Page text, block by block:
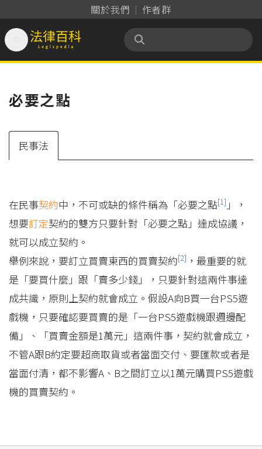
關於我們 作者群
法律百科 Legispedia
必要之點
民事法
在民事契約中，不可或缺的條件稱為「必要之點[1] 」，
想要訂定契約的雙方只要針對「必要之點」達成協議，
就可以成立契約。
舉例來說，要訂立買賣東西的買賣契約[2] ，最重要的就
是「要買什麼」跟「賣多少錢」，只要針對這兩件事達
成共識，原則上契約就會成立。假設A向B買一台PS5遊
戲機，只要確認要買賣的是「一台PS5遊戲機跟週邊配
備」、「買賣金額是1萬元」這兩件事，契約就會成立，
不管A跟B約定要超商取貨或者當面交付、要匯款或者是
當面付清，都不影響A、B之間訂立以1萬元購買PS5遊戲
機的買賣契約。